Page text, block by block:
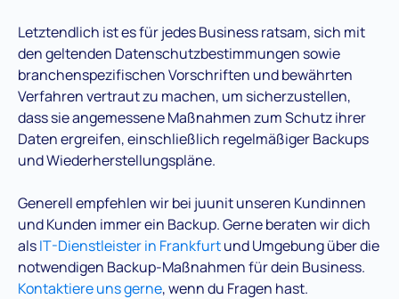
Letztendlich ist es für jedes Business ratsam, sich mit
den geltenden Datenschutzbestimmungen sowie
branchenspezifischen Vorschriften und bewährten
Verfahren vertraut zu machen, um sicherzustellen,
dass sie angemessene Maßnahmen zum Schutz ihrer
Daten ergreifen, einschließlich regelmäßiger Backups
und Wiederherstellungspläne.
Generell empfehlen wir bei juunit unseren Kundinnen
und Kunden immer ein Backup. Gerne beraten wir dich
alsIT-Dienstleister in Frankfurtund Umgebung über die
notwendigen Backup-Maßnahmen für dein Business.
Kontaktiere uns gerne, wenn du Fragen hast.